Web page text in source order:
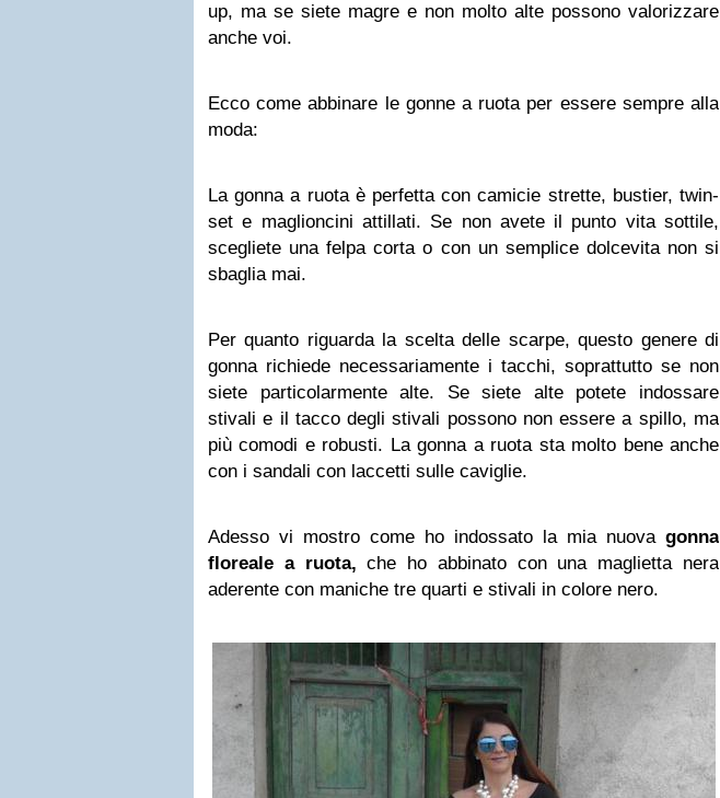
up, ma se siete magre e non molto alte possono valorizzare
anche voi.
Ecco come abbinare le gonne a ruota per essere sempre alla
moda:
La gonna a ruota è perfetta con camicie strette, bustier, twin-
set e maglioncini attillati. Se non avete il punto vita sottile,
scegliete una felpa corta o con un semplice dolcevita non si
sbaglia mai.
Per quanto riguarda la scelta delle scarpe, questo genere di
gonna richiede necessariamente i tacchi, soprattutto se non
siete particolarmente alte. Se siete alte potete indossare
stivali e il tacco degli stivali possono non essere a spillo, ma
più comodi e robusti. La gonna a ruota sta molto bene anche
con i sandali con laccetti sulle caviglie.
Adesso vi mostro come ho indossato la mia nuova gonna
floreale a ruota,che ho abbinato con una maglietta nera
aderente con maniche tre quarti e stivali in colore nero.